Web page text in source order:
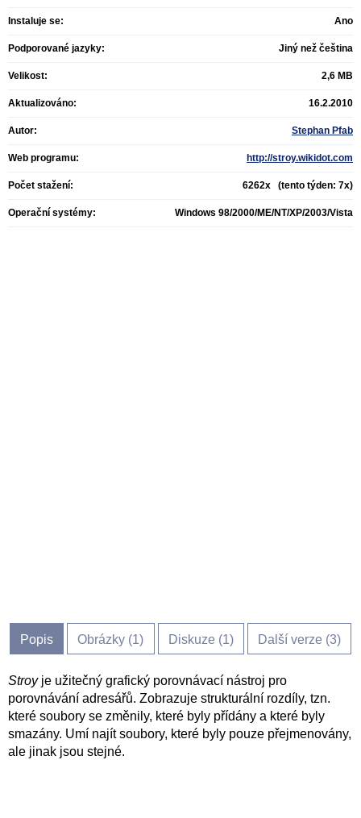
Instaluje se: Ano
Podporované jazyky: Jiný než čeština
Velikost: 2,6 MB
Aktualizováno: 16.2.2010
Autor: Stephan Pfab
Web programu: http://stroy.wikidot.com
Počet stažení: 6262x (tento týden: 7x)
Operační systémy: Windows 98/2000/ME/NT/XP/2003/Vista
Popis Obrázky (1) Diskuze (1) Další verze (3)
Stroyje užitečný grafický porovnávací nástroj pro
porovnávání adresářů. Zobrazuje strukturální rozdíly, tzn.
které soubory se změnily, které byly přídány a které byly
smazány. Umí najít soubory, které byly pouze přejmenovány,
ale jinak jsou stejné.